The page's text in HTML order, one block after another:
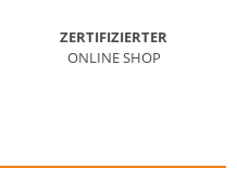
ZERTIFIZIERTER
ONLINE SHOP